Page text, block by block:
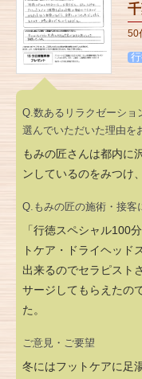
50
Q.数あるリラクゼーショ
選んでいただいた理由を
もみの匠さんは都内に
ンしているのをみつけ
Q.もみの匠の施術・接客
「行徳スペシャル100
トケア・ドライヘッド
出来るのでセラピスト
サージしてもらえたの
た。
ご意見・ご要望
冬にはフットケアに足